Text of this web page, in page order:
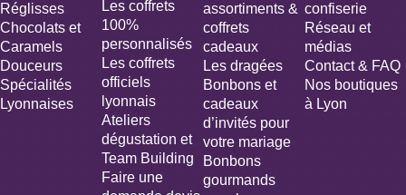
Réglisses
Chocolats et
Caramels
Douceurs
Spécialités
Lyonnaises
Les coffrets
100%
personnalisés
Les coffrets
officiels
lyonnais
Ateliers
dégustation et
Team Building
Faire une
assortiments &
coffrets
cadeaux
Les dragées
Bonbons et
cadeaux
d’invités pour
votre mariage​
Bonbons
gourmands
confiserie
Réseau et
médias
Contact & FAQ
Nos boutiques
à Lyon